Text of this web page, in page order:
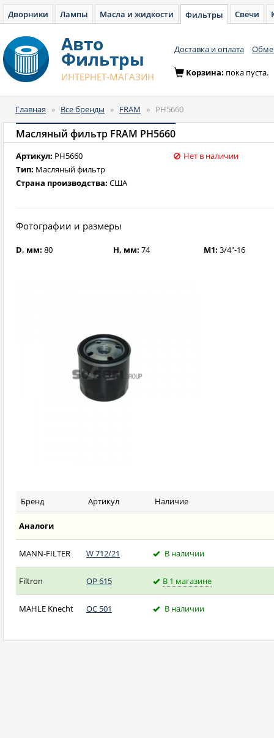
Дворники Лампы Масла и жидкости Фильтры Свечи
Авто
Фильтры
ИНТЕРНЕТ-МАГАЗИН
Доставка и оплата
Корзина: пока пуста.
Главная » Все бренды » FRAM » PH5660
Масляный фильтр FRAM PH5660
Артикул: PH5660
Тип: Масляный фильтр
Страна производства: США
Нет в наличии
Фотографии и размеры
D, мм: 80 H, мм: 74 M1:3/4"-16
Бренд Артикул Наличие
Аналоги
MANN-FILTER W 712/21 В наличии
Filtron OP 615 В 1 магазине
MAHLE Knecht OC 501 В наличии